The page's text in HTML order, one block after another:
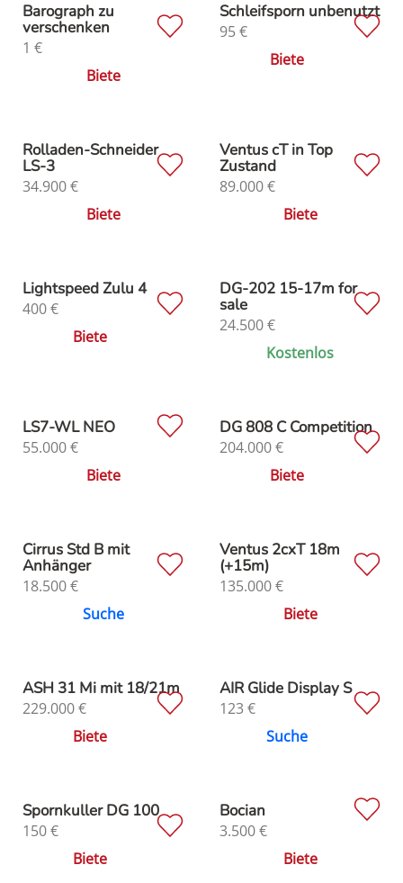
Barograph zu
verschenken
1 €
Biete
Schleifsporn unbenutzt
95€
Biete
Rolladen-Schneider
LS-3
34.900€
Biete
Ventus cT in Top
Zustand
89.000€
Biete
Lightspeed Zulu 4
400€
Biete
DG-202 15-17m for
sale
24.500€
Kostenlos
LS7-WL NEO
55.000€
Biete
DG 808 C Competition
204.000€
Biete
Cirrus Std B mit
Anhänger
18.500€
Suche
Ventus 2cxT 18m
(+15m)
135.000€
Biete
ASH 31 Mi mit 18/21m
229.000€
Biete
AIR Glide Display S
123 €
Suche
Spornkuller DG 100
150€
Biete
Bocian
3.500€
Biete